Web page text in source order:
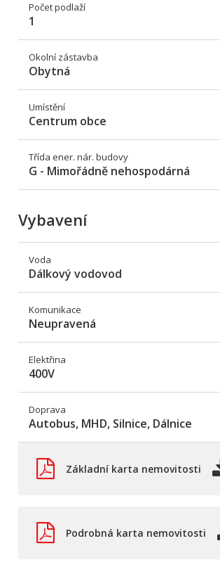
Počet podlaží
1
Okolní zástavba
Obytná
Umístění
Centrum obce
Třída ener. nár. budovy
G - Mimořádně nehospodárná
Vybavení
Voda
Dálkový vodovod
Komunikace
Neupravená
Elektřina
400V
Doprava
Autobus, MHD, Silnice, Dálnice
Základní karta nemovitosti
Podrobná karta nemovitosti